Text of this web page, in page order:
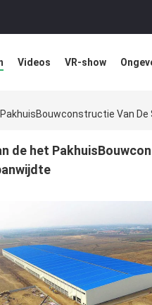
Videos VR-show
PakhuisBouwconstructie Van
de het